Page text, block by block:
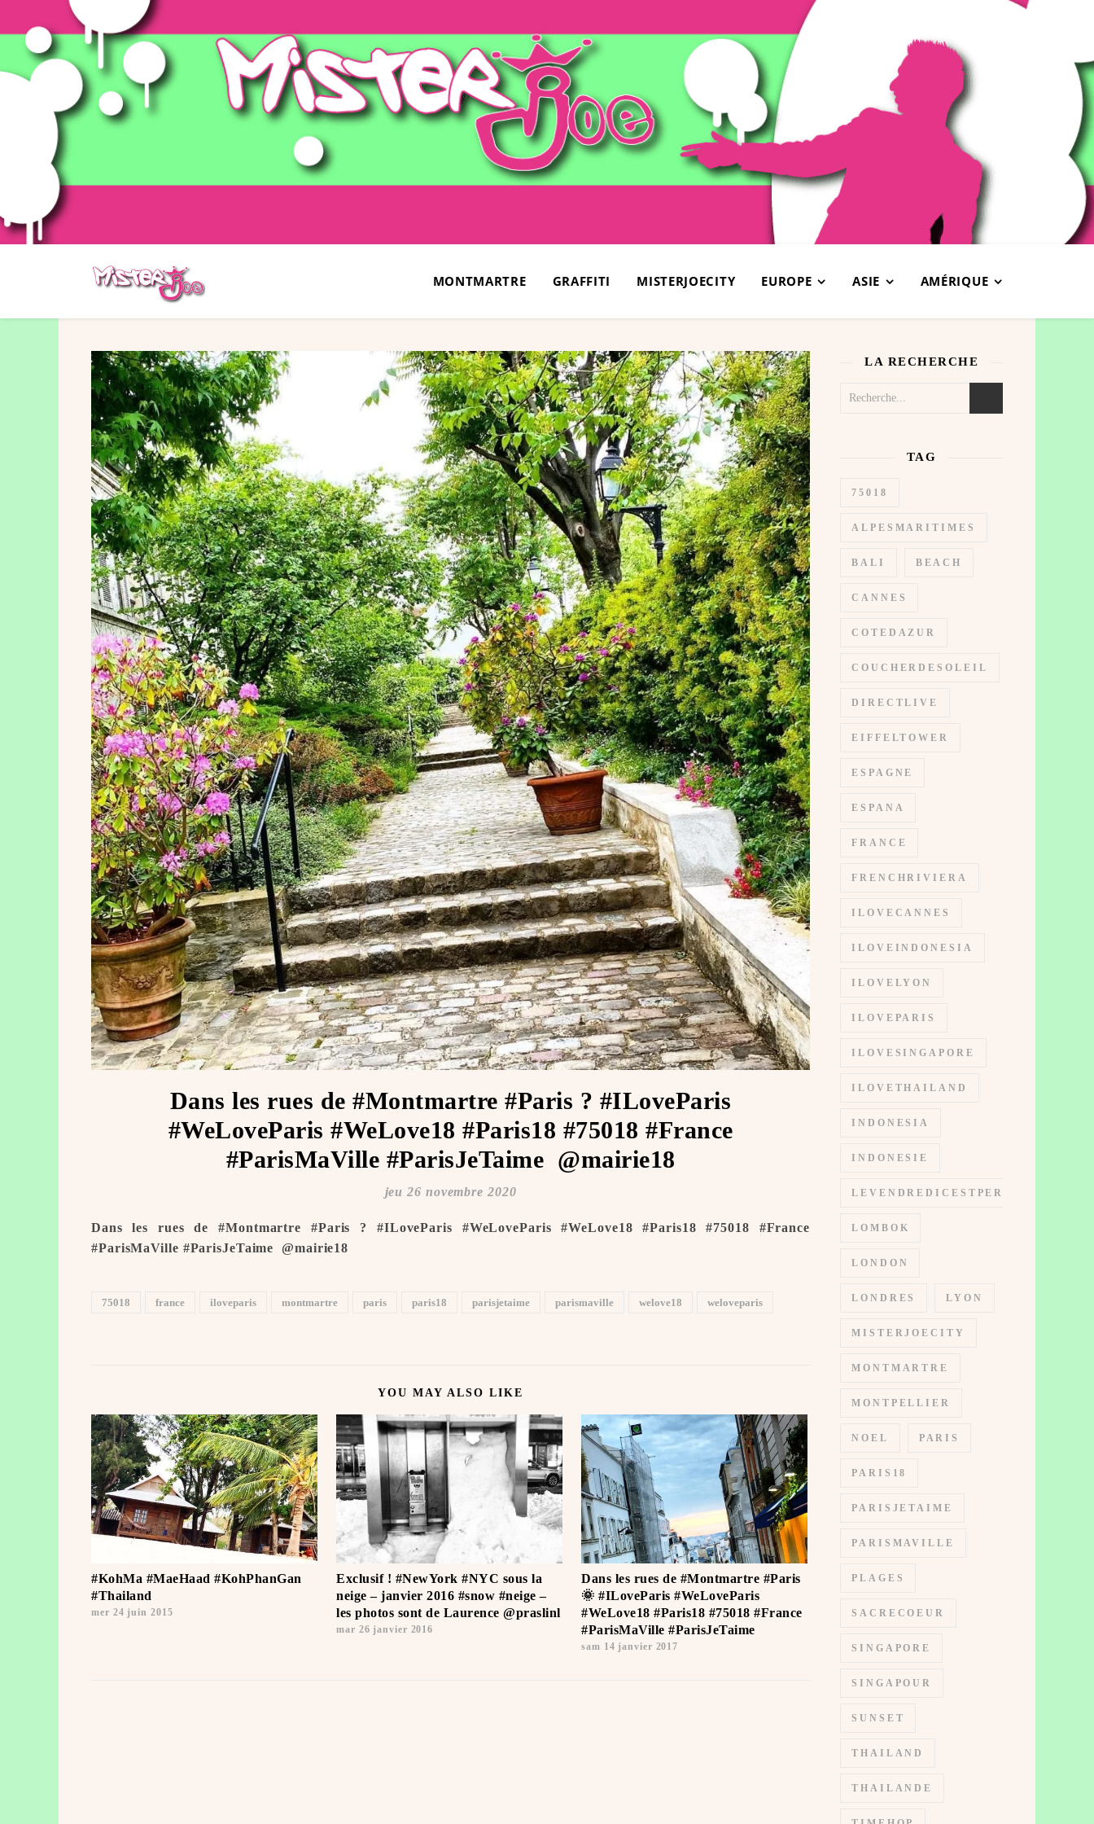
MONTMARTRE GRAFFITI MISTERJOECITY EUROPE ASIE AMÉRIQUE
Dans les rues de #Montmartre #Paris ? #ILoveParis
#WeLoveParis #WeLove18 #Paris18 #75018 #France
#ParisMaVille #ParisJeTaime ️ @mairie18
jeu 26 novembre 2020
Dans les rues de #Montmartre #Paris ? #ILoveParis #WeLoveParis #WeLove18 #Paris18 #75018 #France
#ParisMaVille #ParisJeTaime ️ @mairie18
75018 france iloveparis montmartre paris paris18 parisjetaime parismaville welove18 weloveparis
YOU MAY ALSO LIKE
#KohMa #MaeHaad #KohPhanGan
#Thailand
mer 24 juin 2015
Exclusif ! #NewYork #NYC sous la
neige – janvier 2016 #snow #neige –
les photos sont de Laurence @praslinl
mar 26 janvier 2016
Dans les rues de #Montmartre #Paris
🌞 #ILoveParis #WeLoveParis
#WeLove18 #Paris18 #75018 #France
#ParisMaVille #ParisJeTaime ️
sam 14 janvier 2017
LA RECHERCHE
TAG
75018
ALPESMARITIMES
BALI BEACH
CANNES
COTEDAZUR
COUCHERDESOLEIL
DIRECTLIVE
EIFFELTOWER
ESPAGNE
ESPANA
FRANCE
FRENCHRIVIERA
ILOVECANNES
ILOVEINDONESIA
ILOVELYON
ILOVEPARIS
ILOVESINGAPORE
ILOVETHAILAND
INDONESIA
INDONESIE
LEVENDREDICESTPERMIS
LOMBOK
LONDON
LONDRES LYON
MISTERJOECITY
MONTMARTRE
MONTPELLIER
NOEL PARIS
PARIS18
PARISJETAIME
PARISMAVILLE
PLAGES
SACRECOEUR
SINGAPORE
SINGAPOUR
SUNSET
THAILAND
THAILANDE